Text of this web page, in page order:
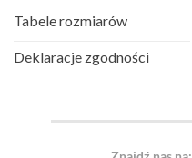
Tabele rozmiarów
Deklaracje zgodności